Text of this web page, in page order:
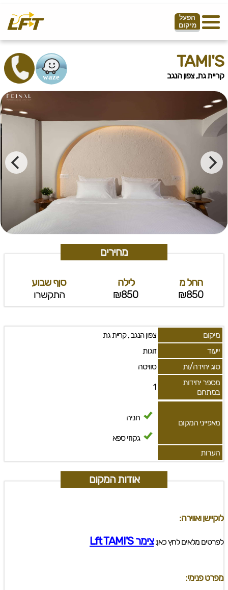
הפעל
מיקום
TAMI'S
קריית גת, צפון הנגב
מחירים
החל מ
₪850
לילה
₪850
סןף שבוע
התקשרו
מיקום צפון הנגב,קריית גת
ייעוד
זוגות
סוג יחידה/ות
סוויטה
מספר יחידות
במתחם
1
מאפייני המקום
חניה
גקוזי ספא
הערות
אודות המקום
לוקיישן ואווירה:
לפרטים מלאים לחץ כאן:צימר Lft TAMI'S
מפרט פנימי: